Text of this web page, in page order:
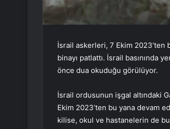
İsrail askerleri, 7 Ekim 2023’ten
binayı patlattı. İsrail basınında
önce dua okuduğu görülüyor.
İsrail ordusunun işgal altındaki
Ekim 2023’ten bu yana devam
kilise, okul ve hastanelerin de